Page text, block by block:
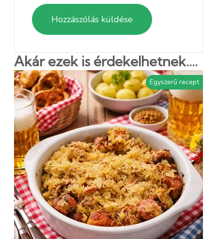
Akár ezek is érdekelhetnek....
Egyszerű recept